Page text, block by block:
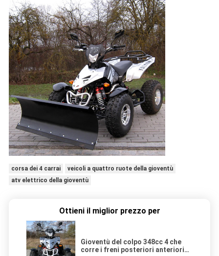
corsa dei 4 carrai
veicoli a quattro ruote della gioventù
atv elettrico della gioventù
Ottieni il miglior prezzo per
Gioventù del colpo 348cc 4 che
corre i freni posteriori anteriori